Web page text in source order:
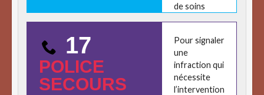
de soins
17
POLICE
SECOURS
Pour signaler
une
infraction qui
nécessite
l’intervention